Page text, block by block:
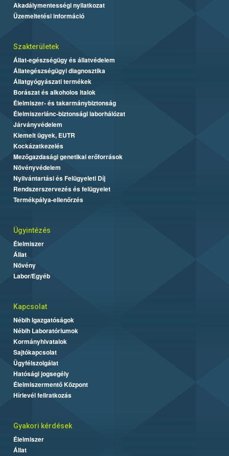
Akadálymentességi nyilatkozat
Üzemeltetési információ
Szakterületek
Állat-egészségügy és állatvédelem
Állategészségügyi diagnosztika
Állatgyógyászati termékek
Borászat és alkoholos italok
Élelmiszer- és takarmánybiztonság
Élelmiszerlánc-biztonsági laborhálózat
Járványvédelem
Kiemelt ügyek, EUTR
Kockázatkezelés
Mezőgazdasági genetikai erőforrások
Növényvédelem
Nyilvántartási és Felügyeleti Díj
Rendszerszervezés és felügyelet
Termékpálya-ellenőrzés
Ügyintézés
Élelmiszer
Állat
Növény
Labor/Egyéb
Kapcsolat
Nébih Igazgatóságok
Nébih Laboratóriumok
Kormányhivatalok
Sajtókapcsolat
Ügyfélszolgálat
Hatósági jogsegély
Élelmiszermentő Központ
Hírlevél feliratkozás
Gyakori kérdések
Élelmiszer
Állat